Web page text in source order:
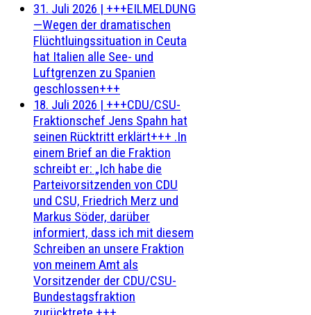
31. Juli 2026 | +++EILMELDUNG
—Wegen der dramatischen
Flüchtluingssituation in Ceuta
hat Italien alle See- und
Luftgrenzen zu Spanien
geschlossen+++
18. Juli 2026 | +++CDU/CSU-
Fraktionschef Jens Spahn hat
seinen Rücktritt erklärt+++ .In
einem Brief an die Fraktion
schreibt er: „Ich habe die
Parteivorsitzenden von CDU
und CSU, Friedrich Merz und
Markus Söder, darüber
informiert, dass ich mit diesem
Schreiben an unsere Fraktion
von meinem Amt als
Vorsitzender der CDU/CSU-
Bundestagsfraktion